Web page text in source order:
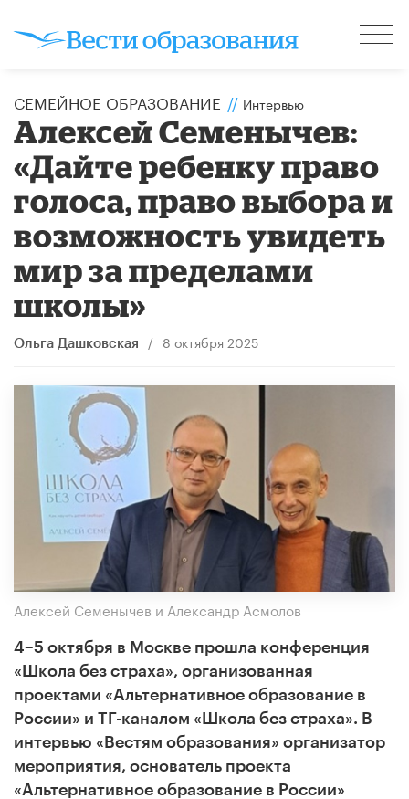
СЕМЕЙНОЕ ОБРАЗОВАНИЕ // Интервью
Алексей Семенычев:
«Дайте ребенку право
голоса, право выбора и
возможность увидеть
мир за пределами
школы»
Ольга Дашковская / 8 октября 2025
Алексей Семенычев и Александр Асмолов
4–5 октября в Москве прошла конференция
«Школа без страха», организованная
проектами «Альтернативное образование в
России» и ТГ-каналом «Школа без страха». В
интервью «Вестям образования» организатор
мероприятия, основатель проекта
«Альтернативное образование в России»